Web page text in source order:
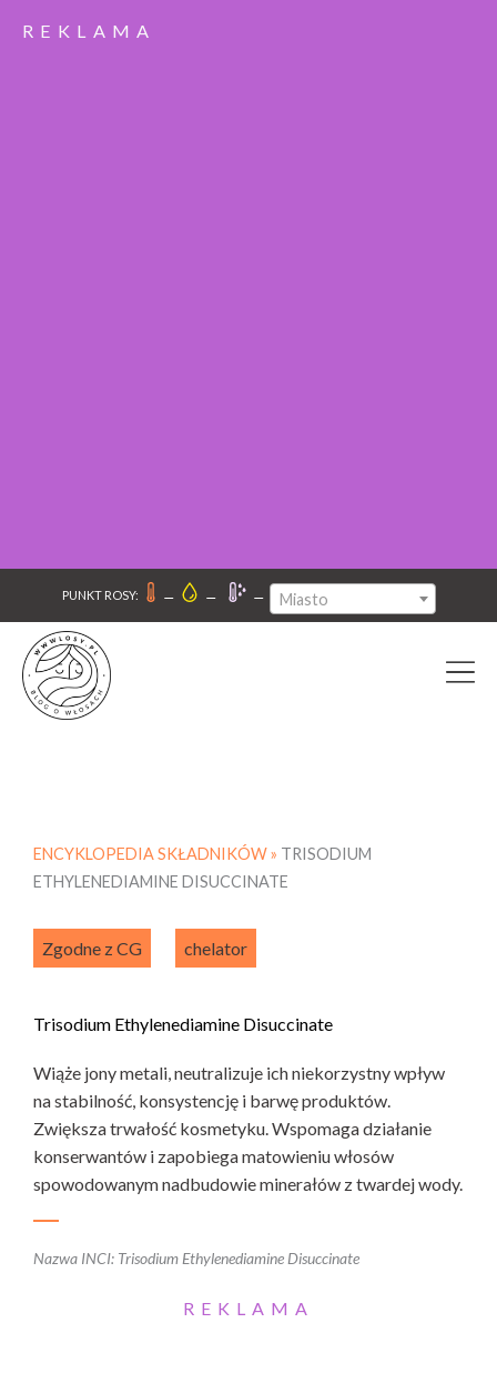
REKLAMA
PUNKT ROSY: – – – Miasto
ENCYKLOPEDIA SKŁADNIKÓW » TRISODIUM
ETHYLENEDIAMINE DISUCCINATE
Zgodne z CG chelator
Trisodium Ethylenediamine Disuccinate
Wiąże jony metali, neutralizuje ich niekorzystny wpływ
na stabilność, konsystencję i barwę produktów.
Zwiększa trwałość kosmetyku. Wspomaga działanie
konserwantów i zapobiega matowieniu włosów
spowodowanym nadbudowie minerałów z twardej wody.
Nazwa INCI: Trisodium Ethylenediamine Disuccinate
REKLAMA